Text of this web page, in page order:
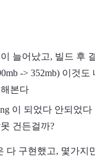
늘어났고, 빌드 후
-> 352mb) 이것
본다
이 되었다 안되었
건든걸까?
다 구현했고, 몇가지